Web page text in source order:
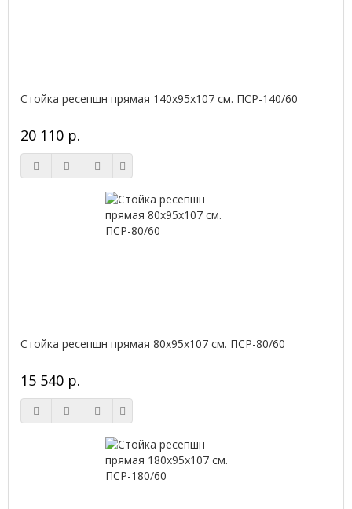
Стойка ресепшн прямая 140х95х107 см. ПСР-140/60
20 110 р.
Стойка ресепшн прямая 80х95х107 см. ПСР-80/60
15 540 р.